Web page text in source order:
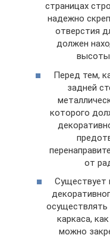
страницах
надежно
отверстия
должен
высоты
Перед тем,
задней
которого
от
Существует
каркаса,
можно